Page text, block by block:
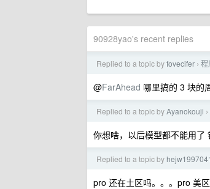
90928yao's recent replies
Replied to a topic byfovecifer › 程
@FarAhead 哪里搞的 3 块的
Replied to a topic byAyanokouji ›
你想啥，以后模型都不能用
Replied to a topic by
pro 还在土区吗。。。pro 美